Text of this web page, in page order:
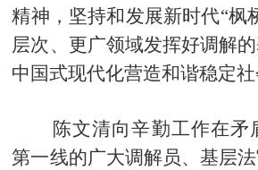
精神，坚持和发展新时代“枫
层次、更广领域发挥好调解
中国式现代化营造和谐稳
陈文清向辛勤工作在矛
第一线的广大调解员、基层